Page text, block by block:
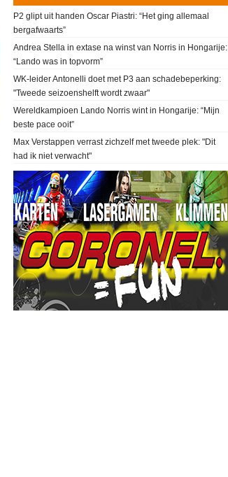
P2 glipt uit handen Oscar Piastri: “Het ging allemaal
bergafwaarts”
Andrea Stella in extase na winst van Norris in Hongarije:
“Lando was in topvorm”
WK-leider Antonelli doet met P3 aan schadebeperking:
"Tweede seizoenshelft wordt zwaar"
Wereldkampioen Lando Norris wint in Hongarije: “Mijn
beste pace ooit”
Max Verstappen verrast zichzelf met tweede plek: "Dit
had ik niet verwacht"